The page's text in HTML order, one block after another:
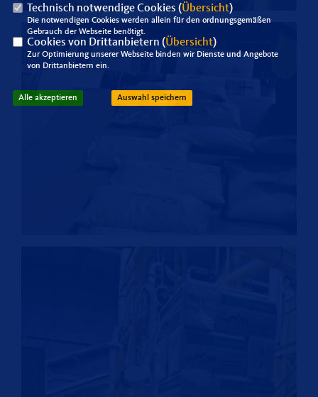
Technisch notwendige Cookies (Übersicht)
Die notwendigen Cookies werden allein für den ordnungsgemäßen
Gebrauch der Webseite benötigt.
Cookies von Drittanbietern (Übersicht)
Zur Optimierung unserer Webseite binden wir Dienste und Angebote
von Drittanbietern ein.
Alle akzeptieren Auswahl speichern